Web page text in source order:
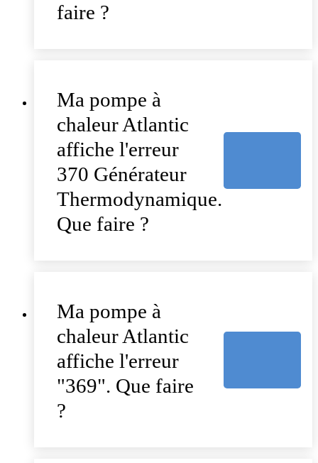
faire ?
Ma pompe à
chaleur Atlantic
affiche l'erreur
370 Générateur
Thermodynamique.
Que faire ?
Ma pompe à
chaleur Atlantic
affiche l'erreur
"369". Que faire
?